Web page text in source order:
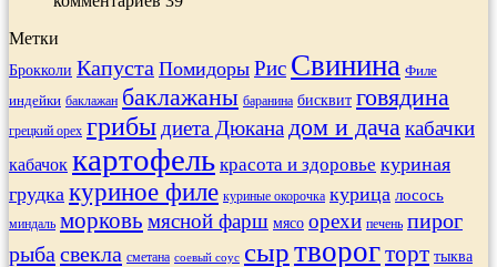
Метки
Брокколи Капуста Помидоры Рис Свинина Филе
индейки баклажан баклажаны баранина бисквит говядина
грецкий орех грибы диета Дюкана дом и дача кабачки
кабачок картофель красота и здоровье куриная
грудка куриное филе куриные окорочка курица лосось
миндаль морковь мясной фарш мясо орехи печень пирог
рыба свекла сметана соевый соус сыртворогторт тыква